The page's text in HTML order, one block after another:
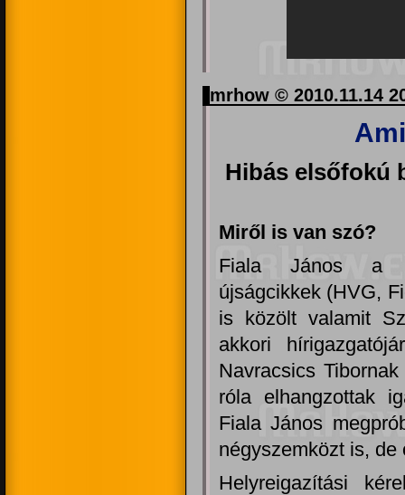
mrhow © 2010.11.14
Hibás elsőfokú
Miről is van szó?
Fiala János a
újságcikkek (HVG,
is közölt valamit
akkori
Navracsics
róla elhangzottak
Fiala János
négyszemközt is, de
Helyreigazítási